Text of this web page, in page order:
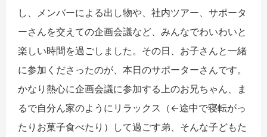
し、メンバーによる出し物や、社内ツアー、サポータ
ーさんを交えての企画会議など、みんなでわいわいと
楽しい時間を過ごしました。その日、お子さんと一緒
に参加くださったのが、本日のサポーターさんです。
かなり熱心に企画会議に参加する上のお兄ちゃん、ま
るで自分ん家のようにリラックス（←途中で寝転がっ
たりお菓子食べたり）して過ごす弟、そんな子どもた